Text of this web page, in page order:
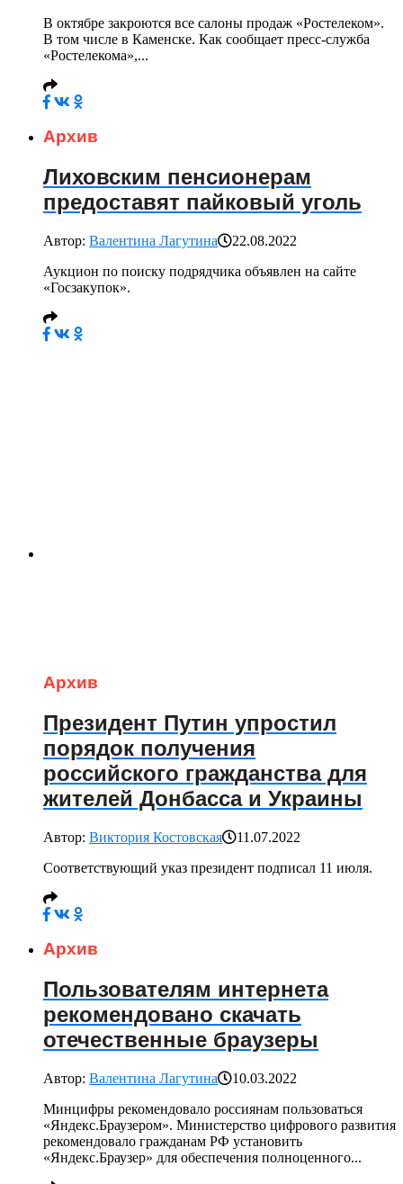
В октябре закроются все салоны продаж «Ростелеком».
В том числе в Каменске. Как сообщает пресс-служба
«Ростелекома»,...
Архив
Лиховским пенсионерам
предоставят пайковый уголь
Автор: Валентина Лагутина
22.08.2022
Аукцион по поиску подрядчика объявлен на сайте
«Госзакупок».
Архив
Президент Путин упростил
порядок получения
российского гражданства для
жителей Донбасса и Украины
Автор: Виктория Костовская
11.07.2022
Соответствующий указ президент подписал 11 июля.
Архив
Пользователям интернета
рекомендовано скачать
отечественные браузеры
Автор: Валентина Лагутина
10.03.2022
Минцифры рекомендовало россиянам пользоваться
«Яндекс.Браузером». Министерство цифрового развития
рекомендовало гражданам РФ установить
«Яндекс.Браузер» для обеспечения полноценного...